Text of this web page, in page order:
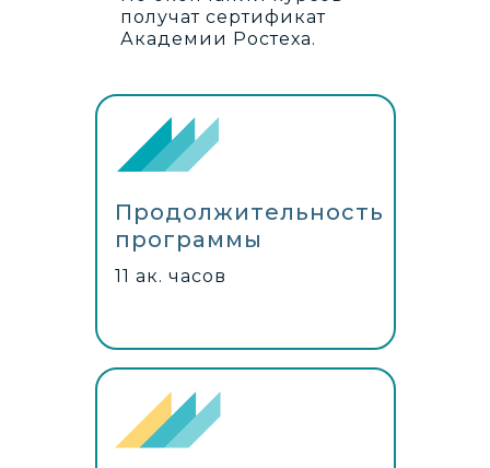
11 ак. часов
Продолжительность
программы
получат сертификат
Академии Ростеха.